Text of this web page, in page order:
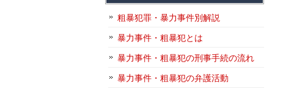
粗暴犯罪・暴力事件別解説
暴力事件・粗暴犯とは
暴力事件・粗暴犯の刑事手続の流れ
暴力事件・粗暴犯の弁護活動